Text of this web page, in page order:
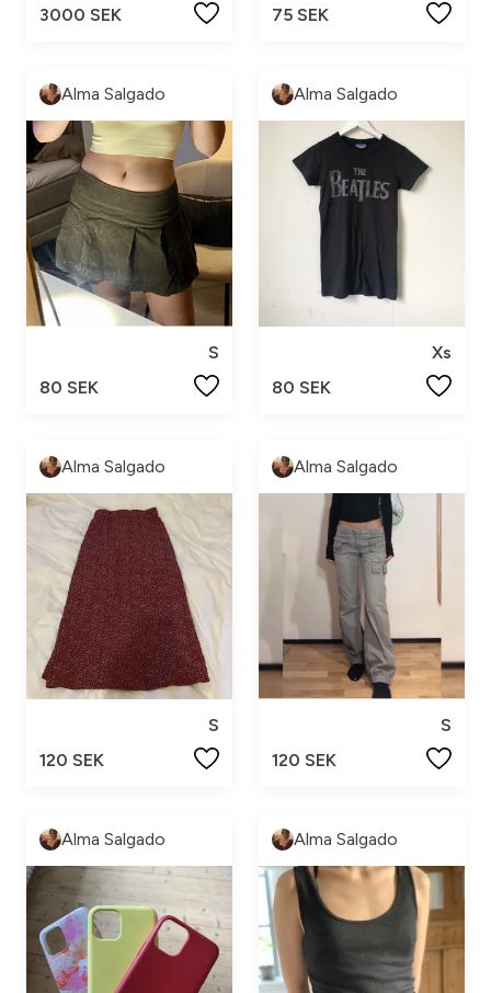
3000 SEK
75 SEK
Alma Salgado
S
80 SEK
Alma Salgado
Xs
80 SEK
Alma Salgado
S
120 SEK
Alma Salgado
S
120 SEK
Alma Salgado Alma Salgado